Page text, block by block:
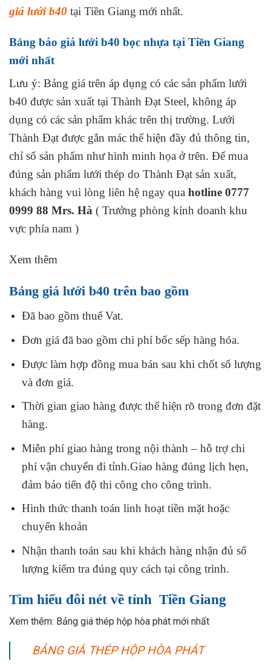
giá lưới b40 tại Tiền Giang mới nhất.
Bảng báo giá lưới b40 bọc nhựa tại Tiền Giang
mới nhất
Lưu ý: Bảng giá trên áp dụng có các sản phẩm lưới
b40 được sản xuất tại Thành Đạt Steel, không áp
dụng có các sản phẩm khác trên thị trường. Lưới
Thành Đạt được gắn mác thể hiện đầy đủ thông tin,
chỉ số sản phẩm như hình minh họa ở trên. Để mua
đúng sản phẩm lưới thép do Thành Đạt sản xuất,
khách hàng vui lòng liên hệ ngay qua hotline 0777
0999 88 Mrs. Hà ( Trưởng phòng kính doanh khu
vực phía nam )
Xem thêm
Bảng giá lưới b40 trên bao gồm
Đã bao gồm thuế Vat.
Đơn giá đã bao gồm chi phí bốc sếp hàng hóa.
Được làm hợp đồng mua bán sau khi chốt số lượng
và đơn giá.
Thời gian giao hàng được thể hiện rõ trong đơn đặt
hàng.
Miễn phí giao hàng trong nội thành – hỗ trợ chi
phí vận chuyển đi tỉnh.Giao hàng đúng lịch hẹn,
đảm bảo tiến độ thi công cho công trình.
Hình thức thanh toán linh hoạt tiền mặt hoặc
chuyển khoản
Nhận thanh toán sau khi khách hàng nhận đủ số
lượng kiểm tra đúng quy cách tại công trình.
Tìm hiểu đôi nét về tỉnh Tiền Giang
Xem thêm: Bảng giá thép hộp hòa phát mới nhất
BẢNG GIÁ THÉP HỘP HÒA PHÁT